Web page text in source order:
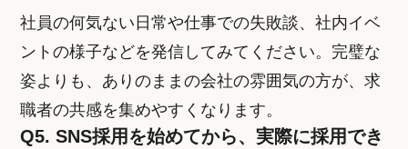
社員の何気ない日常や仕事での失敗談、社内イベ
ントの様子などを発信してみてください。完璧な
姿よりも、ありのままの会社の雰囲気の方が、求
職者の共感を集めやすくなります。
Q5. SNS採用を始めてから、実際に採用でき